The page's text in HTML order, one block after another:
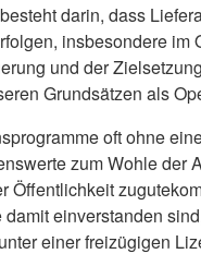
darin, dass
insbesondere
und der
Grundsätzen als
oft ohne
zum Wohle
einverstanden
einer freizügigen